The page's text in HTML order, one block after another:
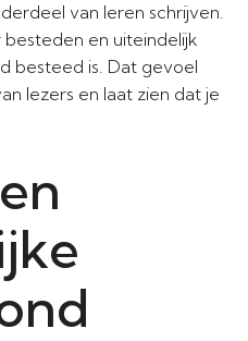
van leren schrijven.
en uiteindelijk
besteed is. Dat gevoel
lezers en laat zien dat je